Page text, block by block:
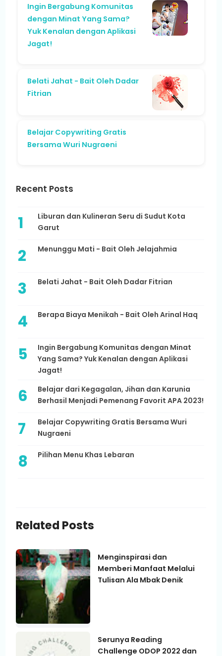
Ingin Bergabung Komunitas
dengan Minat Yang Sama?
Yuk Kenalan dengan Aplikasi
Jagat!
Belati Jahat - Bait Oleh Dadar
Fitrian
Belajar Copywriting Gratis
Bersama Wuri Nugraeni
Recent Posts
Liburan dan Kulineran Seru di Sudut Kota
Garut
Menunggu Mati - Bait Oleh Jelajahmia
Belati Jahat - Bait Oleh Dadar Fitrian
Berapa Biaya Menikah - Bait Oleh Arinal Haq
Ingin Bergabung Komunitas dengan Minat
Yang Sama? Yuk Kenalan dengan Aplikasi
Jagat!
Belajar dari Kegagalan, Jihan dan Karunia
Berhasil Menjadi Pemenang Favorit APA 2023!
Belajar Copywriting Gratis Bersama Wuri
Nugraeni
Pilihan Menu Khas Lebaran
Related Posts
Menginspirasi dan
Memberi Manfaat Melalui
Tulisan Ala Mbak Denik
Serunya Reading
Challenge ODOP 2022 dan